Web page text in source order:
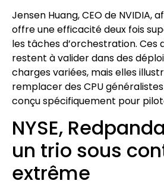
Jensen Huang, CEO de NVIDIA,
offre une efficacité deux fois
les tâches d’orchestration. Ces
restent à valider dans des
charges variées, mais elles
remplacer des CPU
conçu spécifiquement pour
NYSE,
un trio sous
extrême